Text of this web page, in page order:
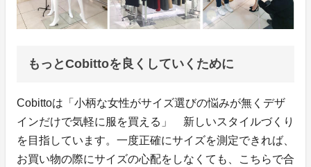
もっとCobittoを良くしていくために
Cobittoは「小柄な女性がサイズ選びの悩みが無くデザ
インだけで気軽に服を買える」 新しいスタイルづくり
を目指しています。一度正確にサイズを測定できれば、
お買い物の際にサイズの心配をしなくても、こちらで合